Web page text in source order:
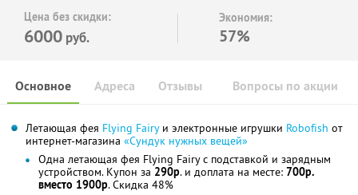
Цена без скидки:
6000 руб.
Экономия:
57%
Основное Отзывы Вопросы по акции
Адреса
Летающая фея Flying Fairy и электронные игрушки Robofish от
интернет-магазина «Сундук нужных вещей»
Одна летающая фея Flying Fairy с подставкой и зарядным
устройством. Купон за 290р. и доплата на месте: 700р.
вместо 1900р. Скидка 48%